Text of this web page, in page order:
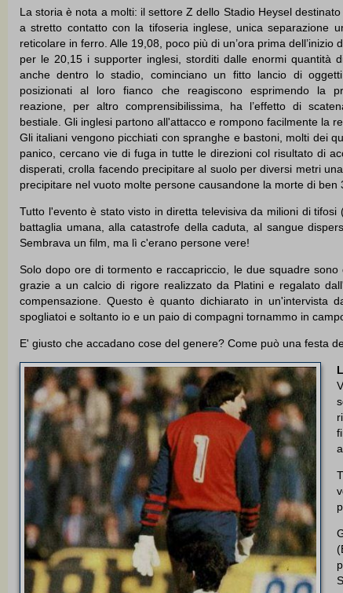
La storia è nota a molti: il settore Z dello Stadio Heysel
a stretto contatto con la tifoseria inglese, unica separazione
reticolare in ferro. Alle 19,08, poco più di un’ora prima dell’inizio
per le 20,15 i supporter inglesi, storditi dalle enormi quantità
anche dentro lo stadio, cominciano un fitto lancio di
posizionati al loro fianco che reagiscono esprimendo la
reazione, per altro comprensibilissima, ha l’effetto di
bestiale. Gli inglesi partono all'attacco e rompono facilmente la
Gli italiani vengono picchiati con spranghe e bastoni, molti dei
panico, cercano vie di fuga in tutte le direzioni col risultato di
disperati, crolla facendo precipitare al suolo per diversi metri
precipitare nel vuoto molte persone causandone la morte di ben
Tutto l'evento è stato visto in diretta televisiva da milioni di
battaglia umana, alla catastrofe della caduta, al sangue
Sembrava un film, ma lì c'erano persone vere!
Solo dopo ore di tormento e raccapriccio, le due squadre
grazie a un calcio di rigore realizzato da Platini e regalato
compensazione. Questo è quanto dichiarato in un'intervista
spogliatoi e soltanto io e un paio di compagni tornammo in
E' giusto che accadano cose del genere? Come può una festa